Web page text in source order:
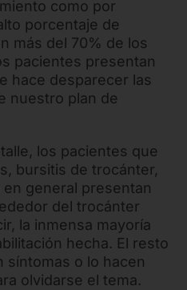
como por
porcentaje de
más del 70% de los
pacientes presentan
hace desparecer las
nuestro plan de
los pacientes que
bursitis de trocánter,
general presentan
del trocánter
la inmensa mayoría
hecha. El resto
síntomas o lo hacen
olvidarse el tema.